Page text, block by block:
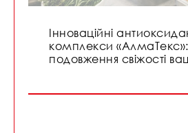
Інноваційні
комплекси «АлмаТекс»:
подовження свіжості